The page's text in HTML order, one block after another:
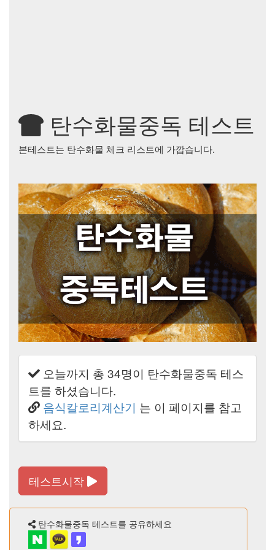
탄수화물중독 테스트
본테스트는 탄수화물 체크 리스트에 가깝습니다.
오늘까지 총 34명이 탄수화물중독 테스
트를 하셨습니다.
음식칼로리계산기 는 이 페이지를 참고
하세요.
테스트시작
탄수화물중독 테스트를 공유하세요